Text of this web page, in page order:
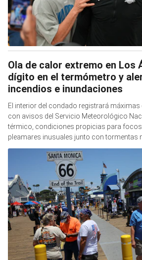
Ola de calor extremo en Los
dígito en el termómetro y
incendios e inundaciones
El interior del condado registrará máximas
con avisos del Servicio Meteorológico
térmico, condiciones propicias para focos
pleamares inusuales junto con tormentas